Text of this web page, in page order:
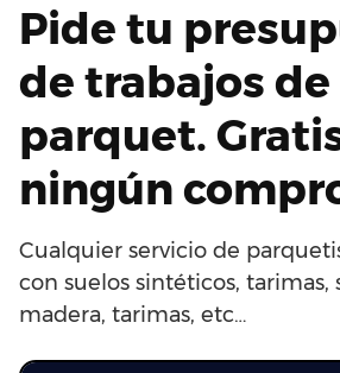
Pide tu
de trabajos de
parquet.
ningún
Cualquier servicio de
con suelos sintéticos, tarimas,
madera, tarimas, etc…